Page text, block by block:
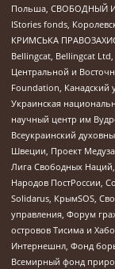
Польша, СВОБОДНЫЙ
IStories fonds,
КРИМСЬКА
Bellingcat, Bellingcat
Центральной и
Foundation, Канадский
Украинская
научный центр им
Всеукраинский
Швеции, Проект
Лига Свободных
Народов ПостРоссии,
Solidarus, КрымSOS,
управления, Форум
островов Тисима и
Интернешнл, Фонд
Всемирный фонд